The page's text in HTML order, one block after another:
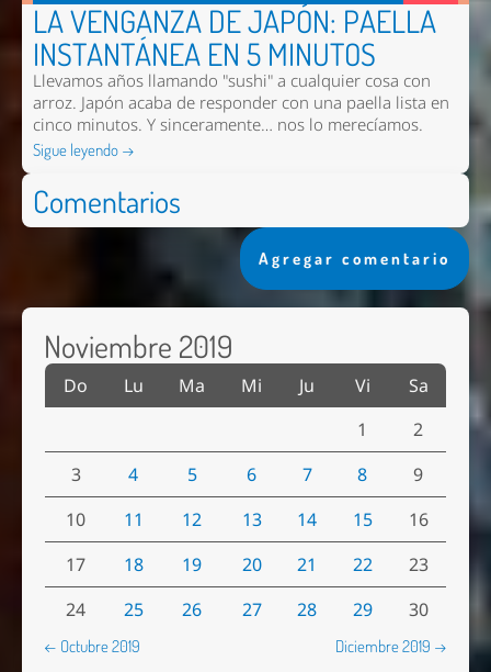
LA VENGANZA DE JAPÓN: PAELLA
INSTANTÁNEA EN 5 MINUTOS
Llevamos años llamando "sushi" a cualquier cosa con
arroz. Japón acaba de responder con una paella lista en
cinco minutos. Y sinceramente… nos lo merecíamos.
Sigue leyendo →
Comentarios
Agregar comentario
Noviembre 2019
Do Lu Ma Mi Ju Vi
Sa
1
2
3
4 5 6 7 8
9
10
11 12 13 14 15
16
17
18 19 20 21 22
23
24
25 26 27 28 29 30
← Octubre 2019 Diciembre 2019 →